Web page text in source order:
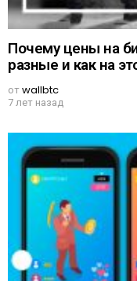
Почему цены на
разные и как на
отwallbtc
7 лет назад